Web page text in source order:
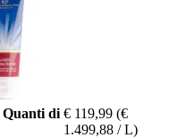
Quanti di € 119,99 (€
1.499,88 / L)